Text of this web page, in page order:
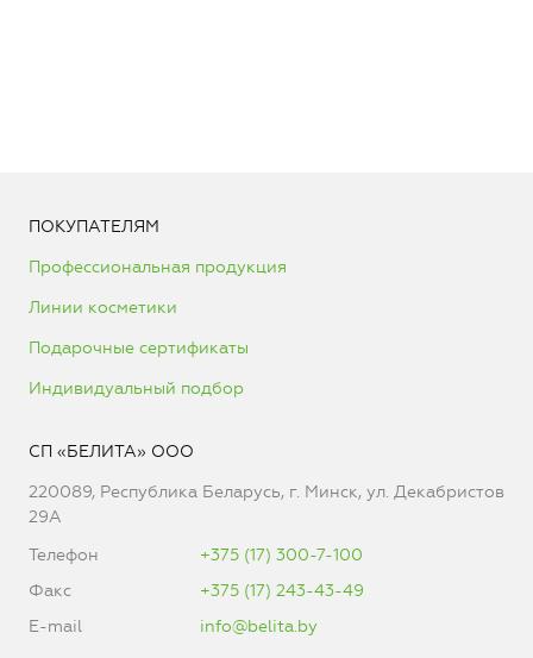
ПОКУПАТЕЛЯМ
Профессиональная продукция
Линии косметики
Подарочные сертификаты
Индивидуальный подбор
СП «БЕЛИТА» ООО
220089, Республика Беларусь, г. Минск, ул. Декабристов
29А
Телефон
+375 (17) 300-7-100
Факс
+375 (17) 243-43-49
E-mail
info@belita.by